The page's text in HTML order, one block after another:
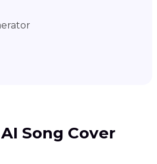
Song Cover